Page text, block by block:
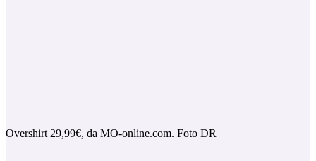
Overshirt 29,99€, da MO-online.com. Foto DR